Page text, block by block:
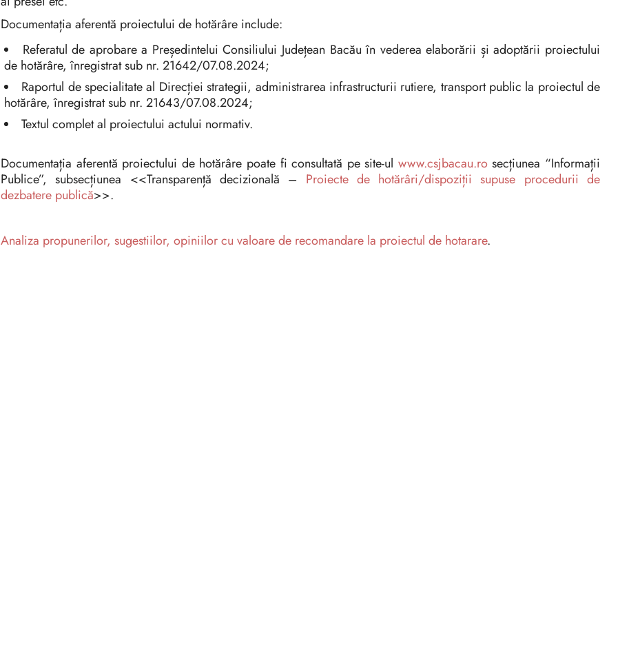
Documentația aferentă proiectului de hotărâre include:
Referatul de aprobare a Președintelui Consiliului Județean Bacău în vederea elaborării și adoptării proiectului
de hotărâre, înregistrat sub nr. 21642/07.08.2024;
Raportul de specialitate al Direcției strategii, administrarea infrastructurii rutiere, transport public la proiectul de
hotărâre, înregistrat sub nr. 21643/07.08.2024;
Textul complet al proiectului actului normativ.
Documentația aferentă proiectului de hotărâre poate fi consultată pe site-ul www.csjbacau.rosecțiunea “Informații
Publice”, subsecțiunea <<Transparență decizională – Proiecte de hotărâri/dispoziții supuse procedurii de
dezbatere publică>>.
Analiza propunerilor, sugestiilor, opiniilor cu valoare de recomandare la proiectul de hotarare.